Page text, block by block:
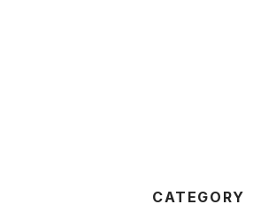
CATEGORY